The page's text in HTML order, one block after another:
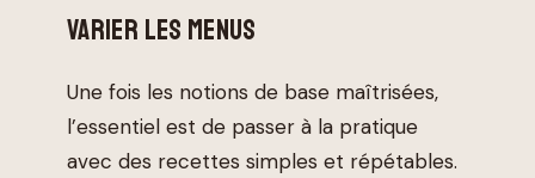
VARIER LES MENUS
Une fois les notions de base maîtrisées,
l’essentiel est de passer à la pratique
avec des recettes simples et répétables.